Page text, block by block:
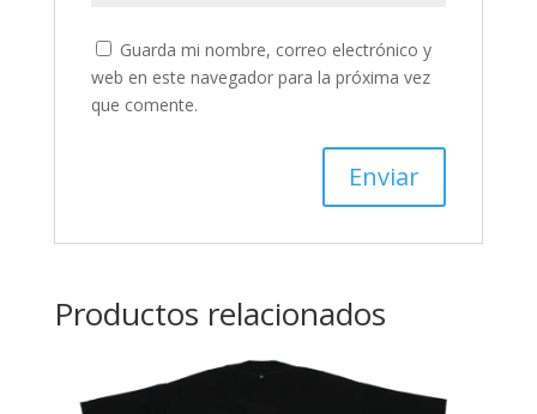
Guarda mi nombre, correo electrónico y
web en este navegador para la próxima vez
que comente.
Productos relacionados